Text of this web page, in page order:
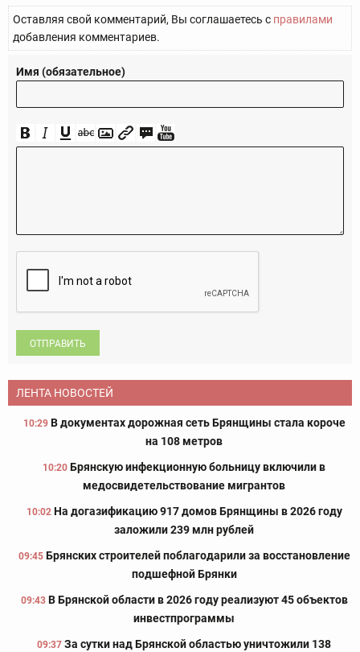
Оставляя свой комментарий, Вы соглашаетесь с правилами
добавления комментариев.
Имя (обязательное)
ОТПРАВИТЬ
ЛЕНТА НОВОСТЕЙ
10:29 В документах дорожная сеть Брянщины стала короче
на 108 метров
10:20 Брянскую инфекционную больницу включили в
медосвидетельствование мигрантов
10:02 На догазификацию 917 домов Брянщины в 2026 году
заложили 239 млн рублей
09:45 Брянских строителей поблагодарили за восстановление
подшефной Брянки
09:43 В Брянской области в 2026 году реализуют 45 объектов
инвестпрограммы
09:37 За сутки над Брянской областью уничтожили 138